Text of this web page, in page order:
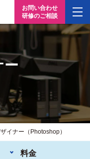
お問い合わせ
研修のご相談
ー
イナー（Photoshop）
料金